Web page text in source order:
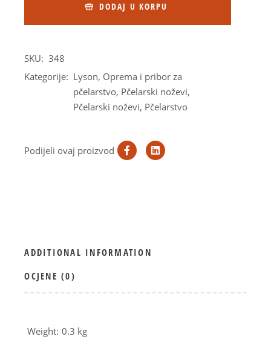
DODAJ U KORPU
SKU: 348
Kategorije: Lyson, Oprema i pribor za
pčelarstvo, Pčelarski noževi,
Pčelarski noževi, Pčelarstvo
Podijeli ovaj proizvod
ADDITIONAL INFORMATION
OCJENE (0)
Weight 0.3 kg